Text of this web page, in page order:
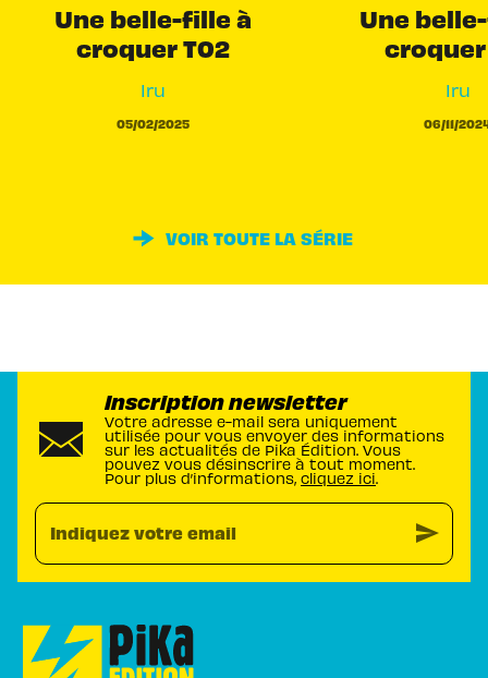
Une belle-fille à
croquer T02
Iru
05/02/2025
Une
croquer
Iru
06/11/
VOIR TOUTE LA SÉRIE
Inscription newsletter
Votre adresse e-mail sera uniquement
utilisée pour vous envoyer des informations
sur les actualités de Pika Édition. Vous
pouvez vous désinscrire à tout moment.
Pour plus d’informations, cliquez ici.
Indiquez votre email send